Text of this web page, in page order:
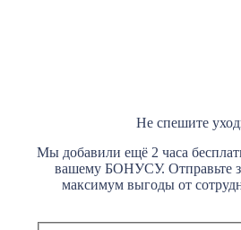
Не спешите
Мы добавили ещё 2 часа
вашему БОНУСУ. Отправьте
максимум выгоды от